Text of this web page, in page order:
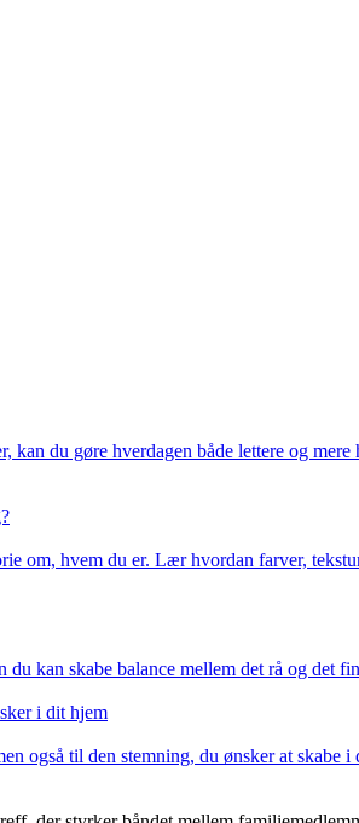
du gøre hverdagen både lettere og
om, hvem du er. Lær hvordan farver,
kan skabe balance mellem det rå og det
i dit hjem
også til den stemning, du ønsker at